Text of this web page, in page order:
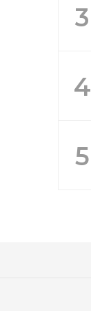
3
4
5